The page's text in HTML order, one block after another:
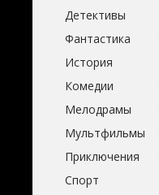
Детективы
Фантастика
История
Комедии
Мелодрамы
Мультфильмы
Приключения
Спорт